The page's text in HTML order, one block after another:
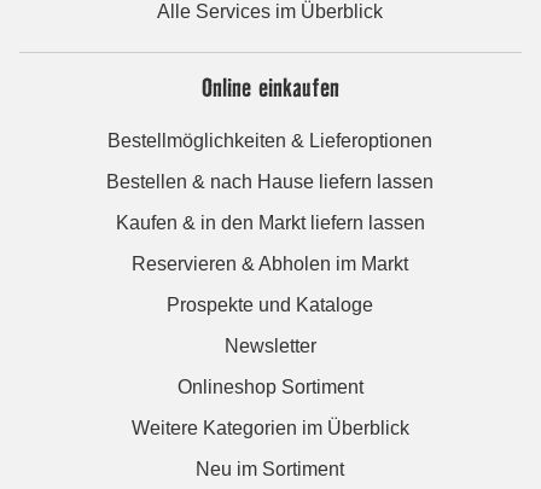
Alle Services im Überblick
Online einkaufen
Bestellmöglichkeiten & Lieferoptionen
Bestellen & nach Hause liefern lassen
Kaufen & in den Markt liefern lassen
Reservieren & Abholen im Markt
Prospekte und Kataloge
Newsletter
Onlineshop Sortiment
Weitere Kategorien im Überblick
Neu im Sortiment